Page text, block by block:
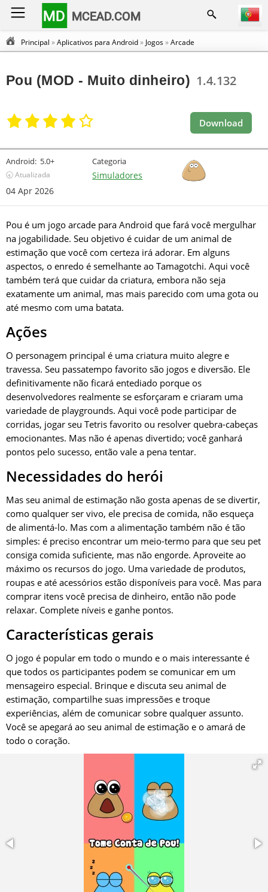
MD MCEAD.COM
Principal »Aplicativos para Android» Jogos»Arcade
Pou (MOD - Muito dinheiro) 1.4.132
Download
Android: 5.0+
🕣 Atualizada
04 Apr 2026
Categoria
Simuladores
Pou é um jogo arcade para Android que fará você mergulhar
na jogabilidade. Seu objetivo é cuidar de um animal de
estimação que você com certeza irá adorar. Em alguns
aspectos, o enredo é semelhante ao Tamagotchi. Aqui você
também terá que cuidar da criatura, embora não seja
exatamente um animal, mas mais parecido com uma gota ou
até mesmo com uma batata.
Ações
O personagem principal é uma criatura muito alegre e
travessa. Seu passatempo favorito são jogos e diversão. Ele
definitivamente não ficará entediado porque os
desenvolvedores realmente se esforçaram e criaram uma
variedade de playgrounds. Aqui você pode participar de
corridas, jogar seu Tetris favorito ou resolver quebra-cabeças
emocionantes. Mas não é apenas divertido; você ganhará
pontos pelo sucesso, então vale a pena tentar.
Necessidades do herói
Mas seu animal de estimação não gosta apenas de se divertir,
como qualquer ser vivo, ele precisa de comida, não esqueça
de alimentá-lo. Mas com a alimentação também não é tão
simples: é preciso encontrar um meio-termo para que seu pet
consiga comida suficiente, mas não engorde. Aproveite ao
máximo os recursos do jogo. Uma variedade de produtos,
roupas e até acessórios estão disponíveis para você. Mas para
comprar itens você precisa de dinheiro, então não pode
relaxar. Complete níveis e ganhe pontos.
Características gerais
O jogo é popular em todo o mundo e o mais interessante é
que todos os participantes podem se comunicar em um
mensageiro especial. Brinque e discuta seu animal de
estimação, compartilhe suas impressões e troque
experiências, além de comunicar sobre qualquer assunto.
Você se apegará ao seu animal de estimação e o amará de
todo o coração.